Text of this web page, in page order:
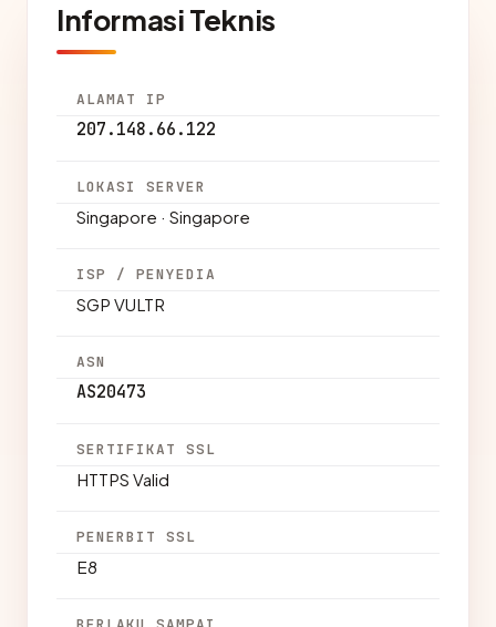
Informasi Teknis
ALAMAT IP
207.148.66.122
LOKASI SERVER
Singapore · Singapore
ISP / PENYEDIA
SGP VULTR
ASN
AS20473
SERTIFIKAT SSL
HTTPS Valid
PENERBIT SSL
E8